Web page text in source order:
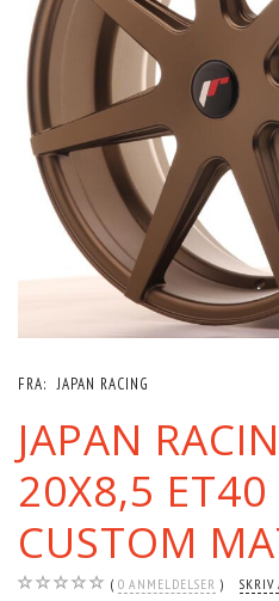
FRA: JAPAN RACING
JAPAN
20X8,5 ET40
CUSTOM
0 ANMELDELSER SKRIV